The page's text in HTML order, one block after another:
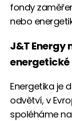
fondy
nebo
J&T
Energetika je
odvětví, v
spoléháme